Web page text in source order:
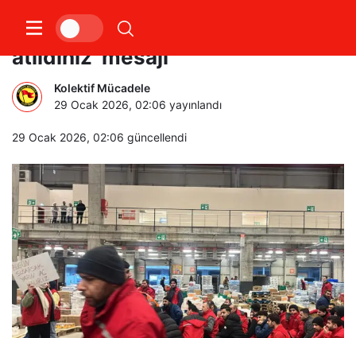
Migros’tan işçilere ‘işten
atıldınız’ mesajı
Kolektif Mücadele
29 Ocak 2026, 02:06 yayınlandı
29 Ocak 2026, 02:06 güncellendi